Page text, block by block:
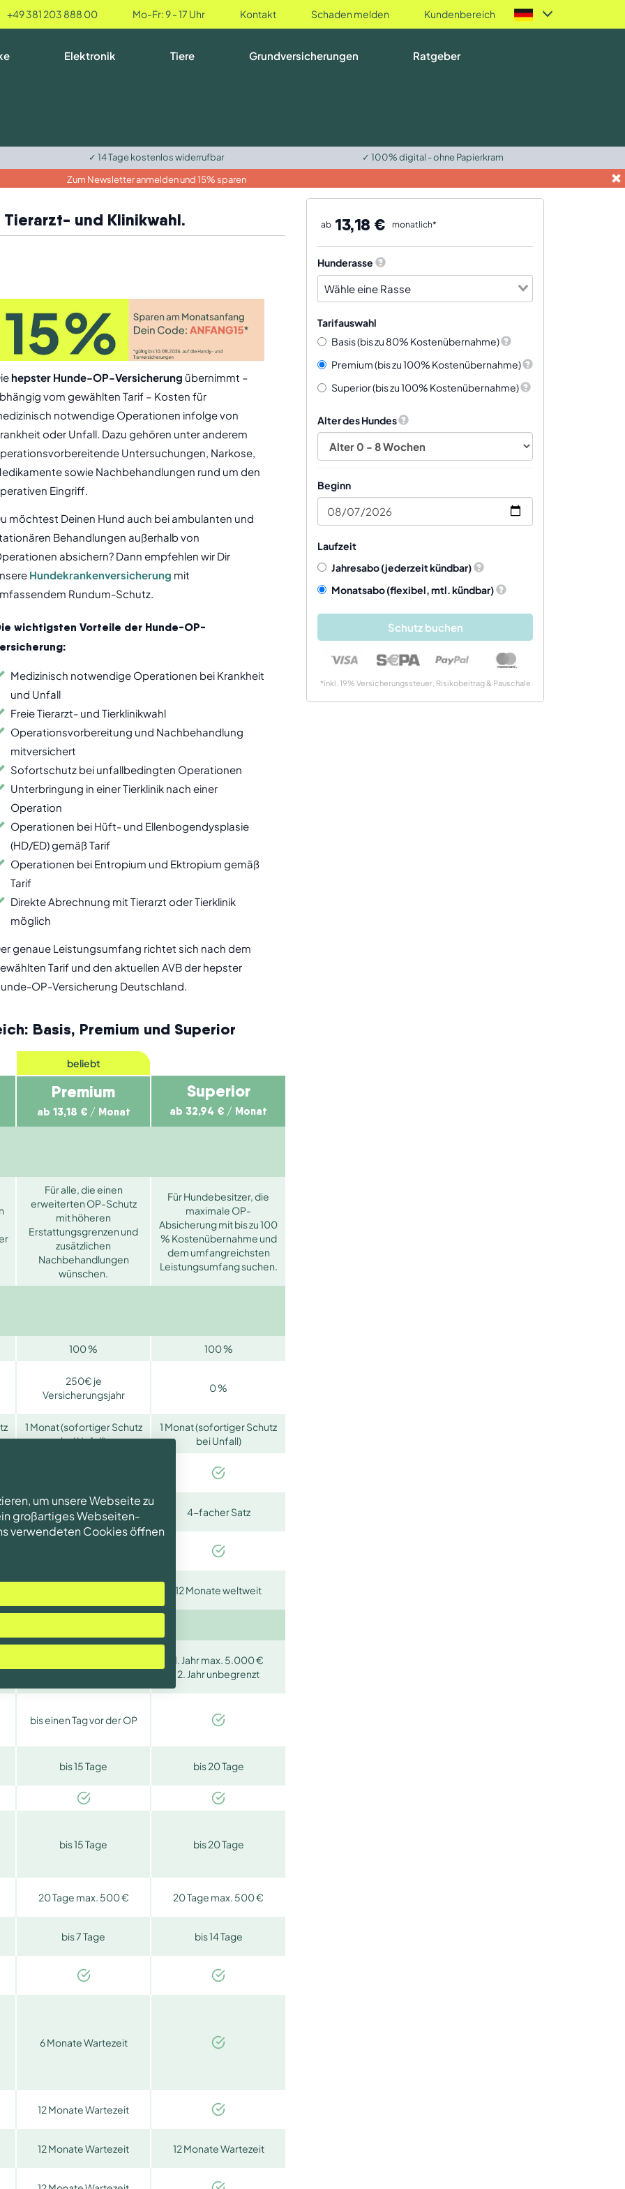
+49 381 203 888 00 Mo-Fr: 9 - 17 Uhr Kontakt Schaden melden Kundenbereich
Elektronik Tiere Grundversicherungen Ratgeber
✓ 14 Tage kostenlos widerrufbar
✓ 100% digital - ohne Papierkram
Zum Newsletter anmelden und 15% sparen
und Klinikwahl.
hepster Hunde-OP-Versicherung übernimmt –
vom gewählten Tarif – Kosten für
notwendige Operationen infolge von
oder Unfall. Dazu gehören unter anderem
Untersuchungen, Narkose,
sowie Nachbehandlungen rund um den
Eingriff.
möchtest Deinen Hund auch bei ambulanten und
Behandlungen außerhalb von
absichern? Dann empfehlen wir Dir
Hundekrankenversicherung mit
Rundum-Schutz.
wichtigsten Vorteile der Hunde-OP-
Medizinisch notwendige Operationen bei Krankheit
und Unfall
Freie Tierarzt- und Tierklinikwahl
Operationsvorbereitung und Nachbehandlung
mitversichert
Sofortschutz bei unfallbedingten Operationen
Unterbringung in einer Tierklinik nach einer
Operation
Operationen bei Hüft- und Ellenbogendysplasie
(HD/ED) gemäß Tarif
Operationen bei Entropium und Ektropium gemäß
Tarif
Direkte Abrechnung mit Tierarzt oder Tierklinik
möglich
genaue Leistungsumfang richtet sich nach dem
Tarif und den aktuellen AVB der hepster
OP-Versicherung Deutschland.
ab 13,18 € monatlich*
Hunderasse
Tarifauswahl
Basis (bis zu 80% Kostenübernahme)
Premium (bis zu 100% Kostenübernahme)
Superior (bis zu 100% Kostenübernahme)
Alter des Hundes
Beginn
Laufzeit
Jahresabo(jederzeit kündbar)
Monatsabo(flexibel, mtl. kündbar)
Schutz buchen
*inkl. 19% Versicherungssteuer, Risikobeitrag & Pauschale
Basis, Premium und Superior
beliebt
Premium
ab 13,18 € / Monat
Superior
ab 32,94 € / Monat
Für alle, die einen
erweiterten OP-Schutz
mit höheren
Erstattungsgrenzen und
zusätzlichen
Nachbehandlungen
wünschen.
Für Hundebesitzer, die
maximale OP-
Absicherung mit bis zu 100
% Kostenübernahme und
dem umfangreichsten
Leistungsumfang suchen.
100 % 100 %
250€ je
Versicherungsjahr
0 %
1 Monat (sofortiger Schutz
bei Unfall)
1 Monat (sofortiger Schutz
bei Unfall)
4-facher Satz 4-facher Satz
6 Monate weltweit
12 Monate weltweit
2. Jahr max. 5.000 €
1. Jahr max. 5.000 €
2. Jahr unbegrenzt
bis einen Tag vor der OP
bis 15 Tage bis 20 Tage
bis 15 Tage bis 20 Tage
20 Tage max. 500 € 20 Tage max. 500 €
bis 7 Tage bis 14 Tage
6 Monate Wartezeit
12 Monate Wartezeit
12 Monate Wartezeit 12 Monate Wartezeit
um unsere Webseite zu
großartiges Webseiten-
verwendeten Cookies öffnen